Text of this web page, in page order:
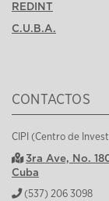
REDINT
C.U.B.A.
CONTACTOS
CIPI (Centro de
3ra Ave, No.
Cuba
(537) 206 3098